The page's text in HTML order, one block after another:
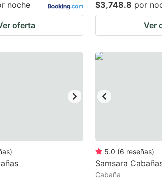
noche
oferta
$3,748.8 por
Ver
) 5.0 (6 reseñas)
Samsara
Cabaña